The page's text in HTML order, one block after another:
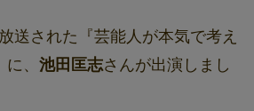
送された『芸能人が本気で考え
、 池田匡志さんが出演しまし